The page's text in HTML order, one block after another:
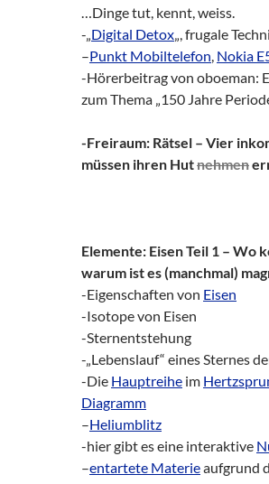
…Dinge tut, kennt, weiss.
-„Digital Detox„, frugale
–Punkt Mobiltelefon, Nokia
-Hörerbeitrag von oboeman:
zum Thema „150 Jahre
-Freiraum: Rätsel – Vier
müssen ihren Hutnehmen
Elemente: Eisen Teil 1 – Wo
warum ist es (manchmal)
-Eigenschaften von Eisen
-Isotope von Eisen
-Sternentstehung
-„Lebenslauf“ eines Sternes
-Die Hauptreihe im
Diagramm
–Heliumblitz
-hier gibt es eine interaktive
–entartete Materieaufgrund